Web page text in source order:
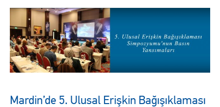
Mardin’de 5. Ulusal Erişkin Bağışıklaması